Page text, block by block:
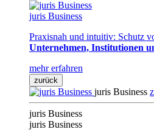
juris Business
Praxisnah und intuitiv: Schutz
Unternehmen, Institutionen
mehr erfahren
zurück
juris Business
juris Business
juris Business